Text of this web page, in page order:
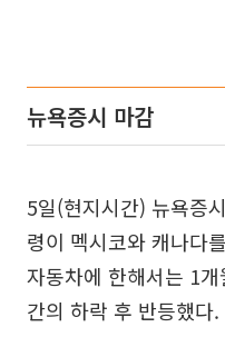
뉴욕증시 마감
5일(현지시간) 뉴욕증
령이 멕시코와 캐나다
자동차에 한해서는 1
간의 하락 후 반등했다.